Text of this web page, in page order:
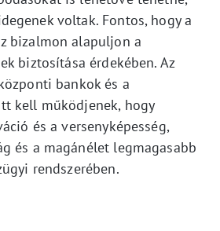
voltak. Fontos, hogy a
bizalmon alapuljon a
biztosítása érdekében. Az
bankok és a
kell működjenek, hogy
és a versenyképesség,
és a magánélet legmagasabb
rendszerében.